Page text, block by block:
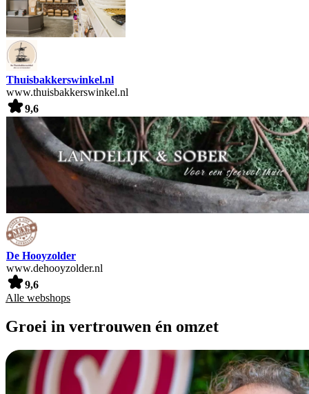
Thuisbakkerswinkel.nl
www.thuisbakkerswinkel.nl
9,6
De Hooyzolder
www.dehooyzolder.nl
9,6
Alle webshops
Groei in vertrouwen én omzet